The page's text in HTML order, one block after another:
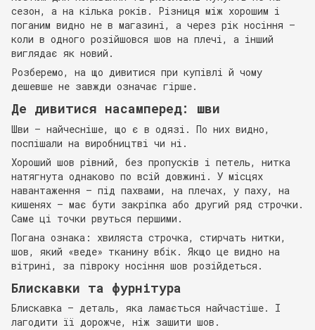
сезон, а на кілька років. Різниця між хорошим і
поганим видно не в магазині, а через рік носіння —
коли в одного розійшовся шов на плечі, а інший
виглядає як новий.
Розберемо, на що дивитися при купівлі й чому
дешевше не завжди означає гірше.
Де дивитися насамперед: шви
Шви — найчесніше, що є в одязі. По них видно,
поспішали на виробництві чи ні.
Хороший шов рівний, без пропусків і петель, нитка
натягнута однаково по всій довжині. У місцях
навантаження — під пахвами, на плечах, у паху, на
кишенях — має бути закріпка або другий ряд строчки.
Саме ці точки рвуться першими.
Погана ознака: хвиляста строчка, стирчать нитки,
шов, який «веде» тканину вбік. Якщо це видно на
вітрині, за півроку носіння шов розійдеться.
Блискавки та фурнітура
Блискавка — деталь, яка ламається найчастіше. І
лагодити її дорожче, ніж зашити шов.